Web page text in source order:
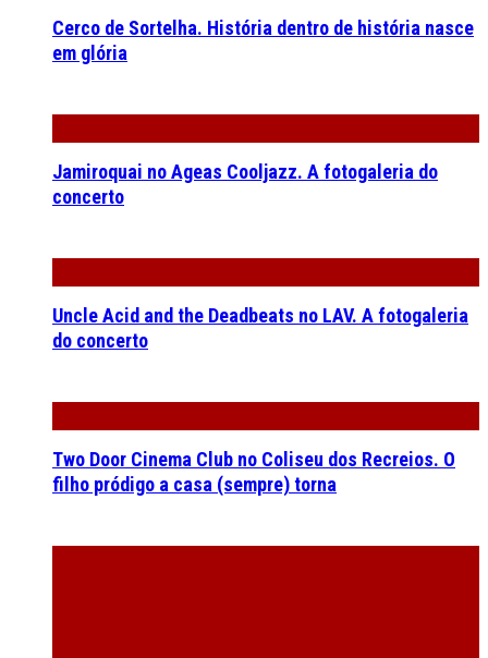
Cerco de Sortelha. História dentro de história nasce
em glória
Jamiroquai no Ageas Cooljazz. A fotogaleria do
concerto
Uncle Acid and the Deadbeats no LAV. A fotogaleria
do concerto
Two Door Cinema Club no Coliseu dos Recreios. O
filho pródigo a casa (sempre) torna